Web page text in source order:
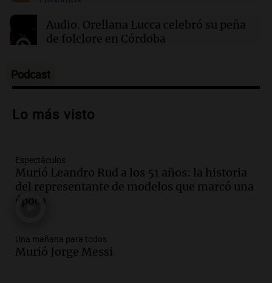
21:32 Ciencia
Científicos descubren diminutos remolinos de
plasma en la superficie del Sol
Audio. Orellana Lucca celebró su peña
de folclore en Córdoba
Audio.Trágico accidente en Mendoza:
vehículos desde un puente
Audio.
y cinco heridos tras caer dos autos desde
un puente
Una mañana para todos
Audio.Messi llegará esta noche a
Rosario para acompañar a su familia
Podcast
Lo más visto
Espectáculos
Murió Leandro Rud a los 51 años: la historia
del representante de modelos que marcó una
época
Una mañana para todos
Murió Jorge Messi